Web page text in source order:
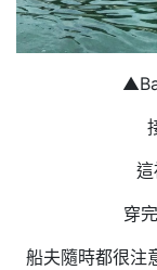
穿
船夫隨時都很注